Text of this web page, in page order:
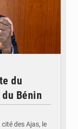
du
Bénin
des Ajas, le